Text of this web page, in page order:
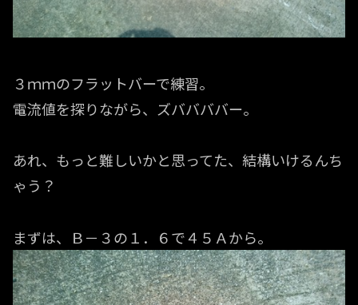
３ｍｍのフラットバーで練習。
電流値を探りながら、ズババババー。
あれ、もっと難しいかと思ってた、結構いけるんち
ゃう？
まずは、Ｂ－３の１．６で４５Ａから。